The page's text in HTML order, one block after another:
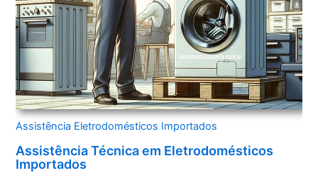
Assistência Eletrodomésticos Importados
Assistência Técnica em Eletrodomésticos
Importados